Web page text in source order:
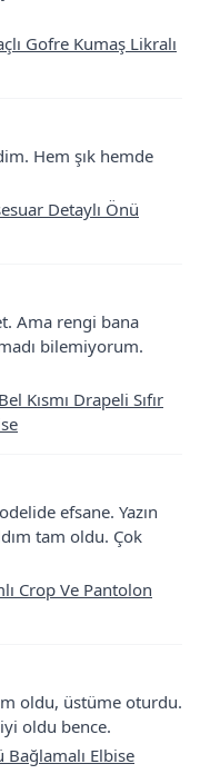
Gofre Kumaş Likralı
Hem şık hemde
Detaylı Önü
Ama rengi bana
bilemiyorum.
Kısmı Drapeli Sıfır
efsane. Yazın
tam oldu. Çok
Crop Ve Pantolon
oldu, üstüme oturdu.
oldu bence.
Elbise